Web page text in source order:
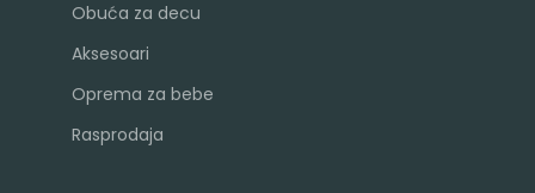
Obuća za decu
Aksesoari
Oprema za bebe
Rasprodaja